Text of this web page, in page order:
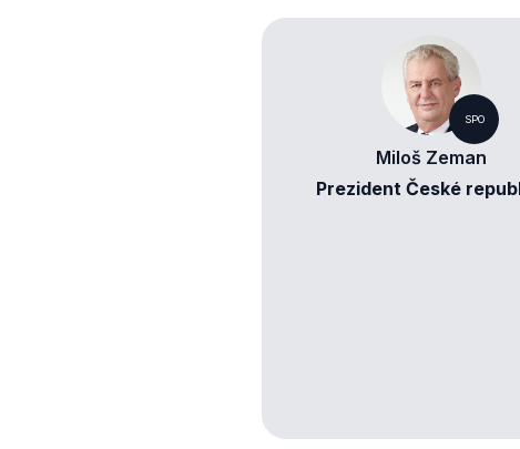
SPO
Miloš Zeman
Prezident České